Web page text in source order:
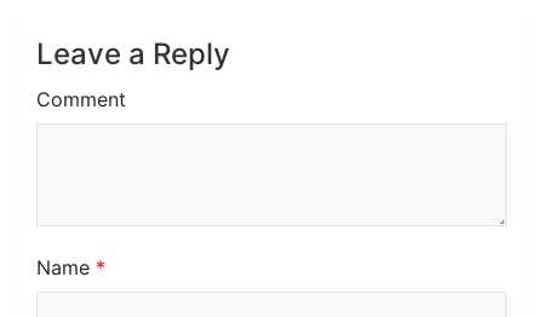
Leave a Reply
Comment
Name *